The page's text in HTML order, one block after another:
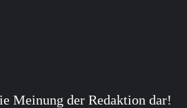
Meinung der Redaktion dar!